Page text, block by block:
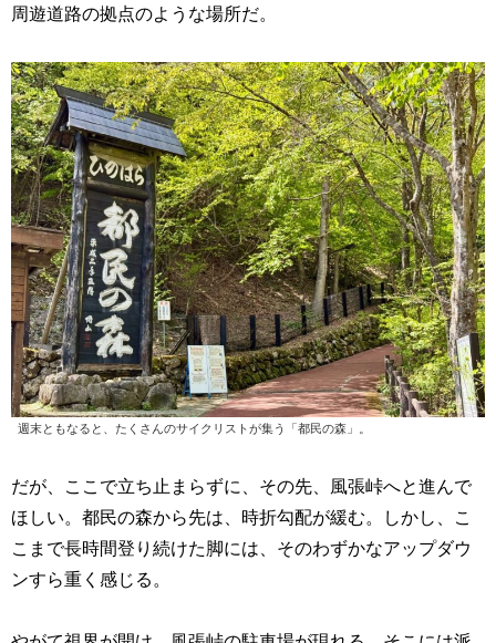
周遊道路の拠点のような場所だ。
週末ともなると、たくさんのサイクリストが集う「都民の森」。
だが、ここで立ち止まらずに、その先、風張峠へと進んで
ほしい。都民の森から先は、時折勾配が緩む。しかし、こ
こまで長時間登り続けた脚には、そのわずかなアップダウ
ンすら重く感じる。